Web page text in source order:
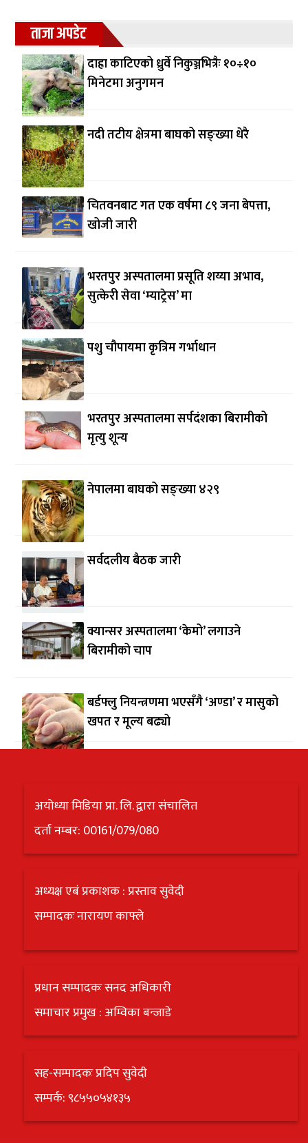
ताजा अपडेट
दाह्रा काटिएको ध्रुर्वे निकुञ्जभित्रैः १०÷१०
मिनेटमा अनुगमन
नदी तटीय क्षेत्रमा बाघको सङ्ख्या धेरै
चितवनबाट गत एक वर्षमा ८९ जना बेपत्ता,
खोजी जारी
भरतपुर अस्पतालमा प्रसूति शय्या अभाव,
सुत्केरी सेवा ‘म्याट्रेस’ मा
पशु चौपायमा कृत्रिम गर्भाधान
भरतपुर अस्पतालमा सर्पदंशका बिरामीको
मृत्यु शून्य
नेपालमा बाघको सङ्ख्या ४२९
सर्वदलीय बैठक जारी
क्यान्सर अस्पतालमा ‘केमो’ लगाउने
बिरामीको चाप
बर्डफ्लु नियन्त्रणमा भएसँगै ‘अण्डा’ र मासुको
खपत र मूल्य बढ्यो
अयोध्या मिडिया प्रा. लि. द्वारा संचालित
दर्ता नम्बर: 00161/079/080
अध्यक्ष एबं प्रकाशक : प्रस्ताव सुवेदी
सम्पादकः नारायण काफ्ले
प्रधान सम्पादकः सनद अधिकारी
समाचार प्रमुख : अम्विका बन्जाडे
सह-सम्पादकः प्रदिप सुवेदी
सम्पर्क: ९८५५०५४१३५